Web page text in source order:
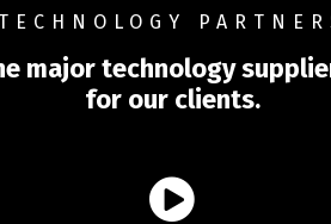
TECHNOLOGY
major technology
for our clients.